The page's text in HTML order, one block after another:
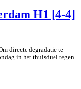
H1 [4-4]
directe degradatie te
in het thuisduel tegen